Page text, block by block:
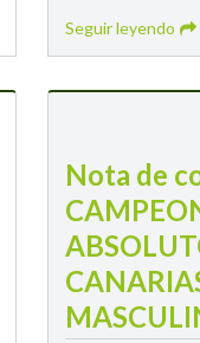
Seguir leyendo
Nota de